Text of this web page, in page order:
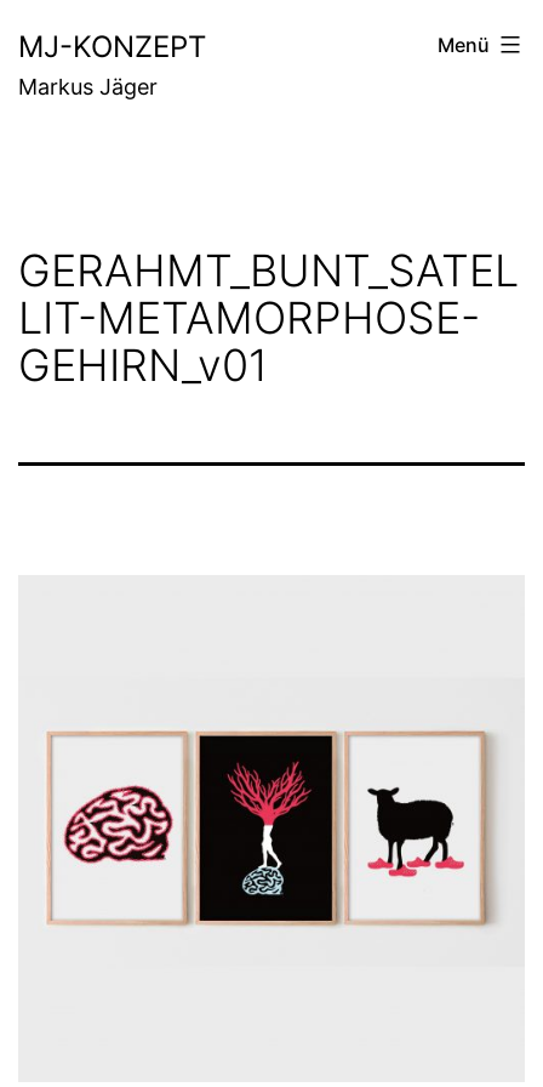
Inhalt
springen
MJ-KONZEPT
Markus Jäger
Menü
GERAHMT_BUNT_SATEL
LIT-METAMORPHOSE-
GEHIRN_v01